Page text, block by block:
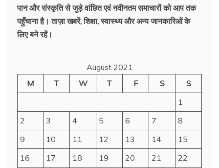
पान और संस्कृति से जुड़े वांछित एवं नवीनतम समाचारों को आप तक
पहुँचाना है। ताज़ा खबरें, शिक्षा, स्वास्थ्य और अन्य जानकारिओं के
लिए बने रहें।
August 2021
M
T W T F S
S
1
2
3 4 5 6 7
8
9
10 11 12 13 14
15
16
17 18 19 20 21
22